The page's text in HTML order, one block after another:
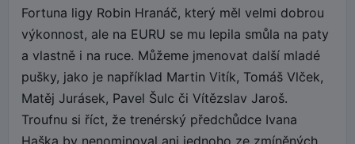
Fortuna ligy Robin Hranáč, který měl velmi dobrou
výkonnost, ale na EURU se mu lepila smůla na paty
a vlastně i na ruce. Můžeme jmenovat další mladé
pušky, jako je například Martin Vitík, Tomáš Vlček,
Matěj Jurásek, Pavel Šulc či Vítězslav Jaroš.
Troufnu si říct, že trenérský předchůdce Ivana
Haška by nenominoval ani jednoho ze zmíněných.